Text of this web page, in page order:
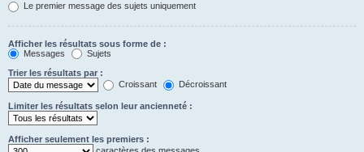
Le premier message des sujets uniquement
Afficher les résultats sous forme de :
Messages
Sujets
Trier les résultats par :
Croissant
Décroissant
Limiter les résultats selon leur ancienneté :
Afficher seulement les premiers :